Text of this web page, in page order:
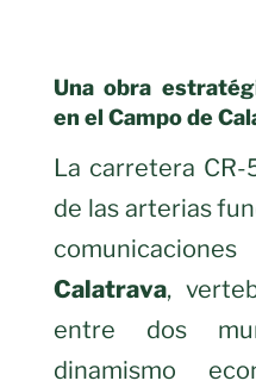
Una obra
en el Campo de
La carretera
de las arterias
Calatrava,
entre dos
dinamismo